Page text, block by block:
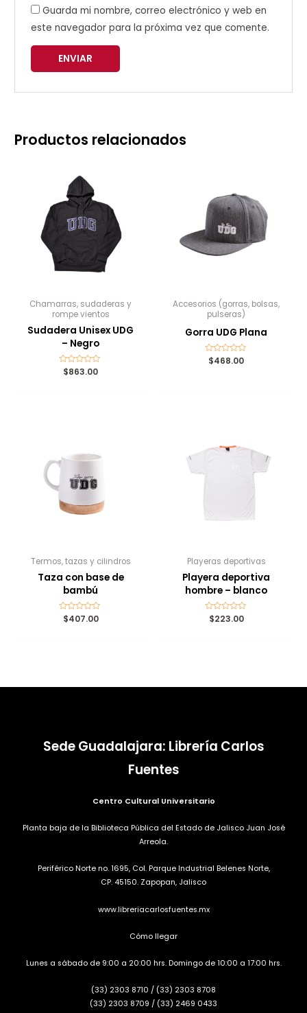
Guarda mi nombre, correo electrónico y web en
este navegador para la próxima vez que comente.
Productos relacionados
Chamarras, sudaderas y
rompe vientos
Sudadera Unisex UDG
– Negro
Valorado
con$863.00
Accesorios (gorras, bolsas,
pulseras)
Gorra UDG Plana
Valorado
con
$468.00
Termos, tazas y cilindros
Taza con base de
bambú
Valorado
con
$407.00
Playeras deportivas
Playera deportiva
hombre – blanco
Valorado
con
$223.00
Sede Guadalajara: Librería Carlos
Fuentes
Centro Cultural Universitario
Planta baja de la Biblioteca Pública del Estado de Jalisco Juan José
Arreola.
Periférico Norte no. 1695, Col. Parque Industrial Belenes Norte,
CP. 45150. Zapopan, Jalisco
www.libreriacarlosfuentes.mx
Cómo llegar
Lunes a sábado de 9:00 a 20:00 hrs. Domingo de 10:00 a 17:00 hrs.
(33) 2303 8710 / (33) 2303 8708
(33) 2303 8709 / (33) 2469 0433